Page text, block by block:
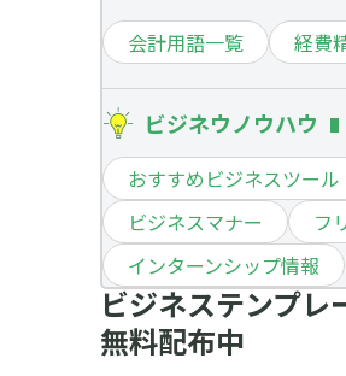
会計用語一覧 経費
ビジネウノウハウ
おすすめビジネスツール
ビジネスマナー
フ
インターンシップ情報
ビジネステンプレ
無料配布中